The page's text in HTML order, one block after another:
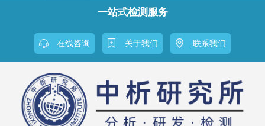
一站式检测服务
在线咨询 关于我们 联系我们